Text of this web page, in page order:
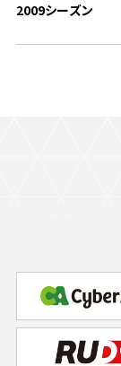
2009シーズン